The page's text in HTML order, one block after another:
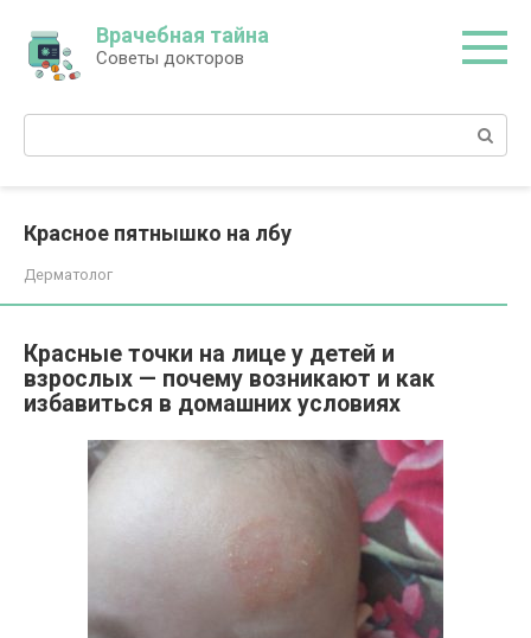
контенту
Врачебная тайна
Советы докторов
Поиск:
Красное пятнышко на лбу
Дерматолог
Красные точки на лице у детей и
взрослых — почему возникают и как
избавиться в домашних условиях